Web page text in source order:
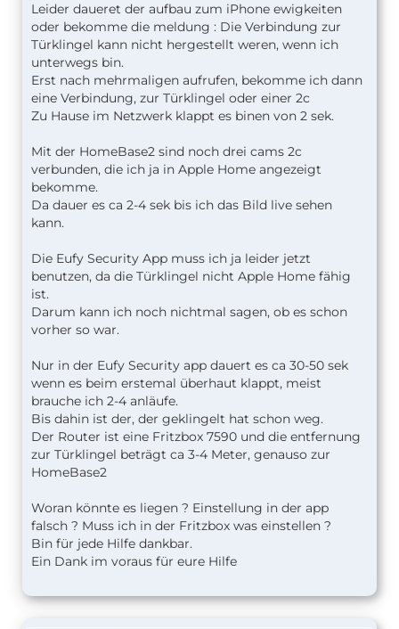
Leider daueret der aufbau zum iPhone ewigkeiten
oder bekomme die meldung : Die Verbindung zur
Türklingel kann nicht hergestellt weren, wenn ich
unterwegs bin.
Erst nach mehrmaligen aufrufen, bekomme ich dann
eine Verbindung, zur Türklingel oder einer 2c
Zu Hause im Netzwerk klappt es binen von 2 sek.
Mit der HomeBase2 sind noch drei cams 2c
verbunden, die ich ja in Apple Home angezeigt
bekomme.
Da dauer es ca 2-4 sek bis ich das Bild live sehen
kann.
Die Eufy Security App muss ich ja leider jetzt
benutzen, da die Türklingel nicht Apple Home fähig
ist.
Darum kann ich noch nichtmal sagen, ob es schon
vorher so war.
Nur in der Eufy Security app dauert es ca 30-50 sek
wenn es beim erstemal überhaut klappt, meist
brauche ich 2-4 anläufe.
Bis dahin ist der, der geklingelt hat schon weg.
Der Router ist eine Fritzbox 7590 und die entfernung
zur Türklingel beträgt ca 3-4 Meter, genauso zur
HomeBase2
Woran könnte es liegen ? Einstellung in der app
falsch ? Muss ich in der Fritzbox was einstellen ?
Bin für jede Hilfe dankbar.
Ein Dank im voraus für eure Hilfe